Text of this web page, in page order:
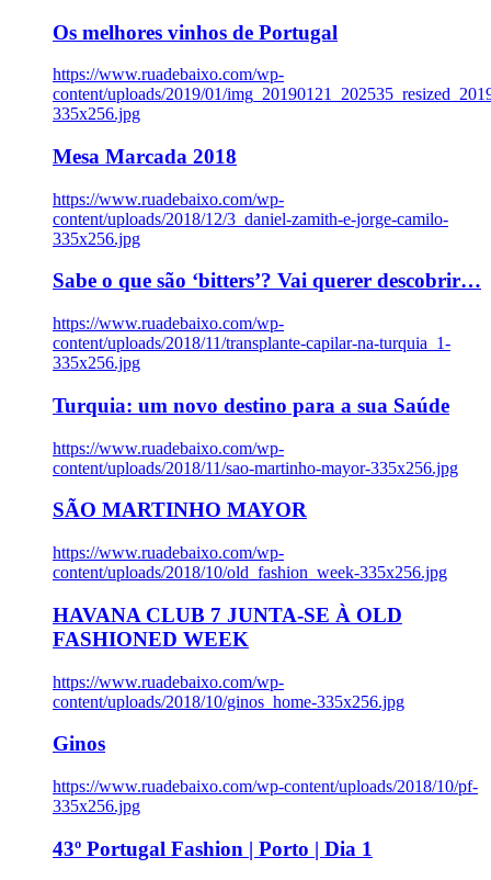
Os melhores vinhos de Portugal
https://www.ruadebaixo.com/wp-
content/uploads/2019/01/
335x256.jpg
Mesa Marcada 2018
https://www.ruadebaixo.com/wp-
content/uploads/2018/12/3_daniel-zamith-e-jorge-camilo-
335x256.jpg
Sabe o que são ‘bitters’? Vai querer descobrir…
https://www.ruadebaixo.com/wp-
content/uploads/2018/11/transplante-capilar-na-turquia_1-
335x256.jpg
Turquia: um novo destino para a sua Saúde
https://www.ruadebaixo.com/wp-
content/uploads/2018/11/sao-martinho-mayor-335x256.jpg
SÃO MARTINHO MAYOR
https://www.ruadebaixo.com/wp-
content/uploads/2018/10/old_fashion_week-335x256.jpg
HAVANA CLUB 7 JUNTA-SE À OLD
FASHIONED WEEK
https://www.ruadebaixo.com/wp-
content/uploads/2018/10/ginos_home-335x256.jpg
Ginos
https://www.ruadebaixo.com/wp-content/uploads/2018/10/pf-
335x256.jpg
43º Portugal Fashion | Porto | Dia 1